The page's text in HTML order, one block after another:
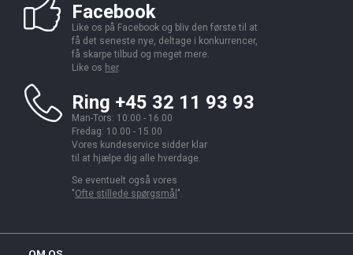
Facebook
Like os på Facebook og bliv den første til at
få det seneste nye, deltage i konkurrencer,
få skarpe tilbud og meget mere.
Like os her.
Ring +45 32 11 93 93
Man-Tors: 10.00 - 16.00
Fredag: 10.00 - 15.00
Vores kundeservice sidder klar
til at hjælpe dig alle hverdage.
Se eventuelt også vores
"Ofte stillede spørgsmål ".